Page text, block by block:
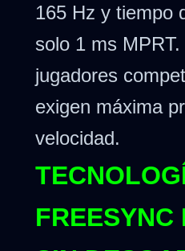
165 Hz y tiempo
solo 1 ms
jugadores
exigen máxima
velocidad.
FREESYNC